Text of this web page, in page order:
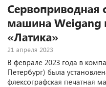
Сервоприводная
машина Weigang
«Латика»
21 апреля 2023
В феврале 2023 года в
Петербург) была
флексографская печатная